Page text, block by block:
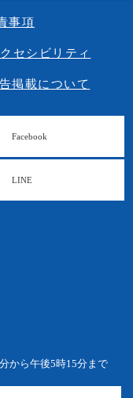
事項
セシビリティ
掲載について
Facebook
LINE
から午後5時15分まで